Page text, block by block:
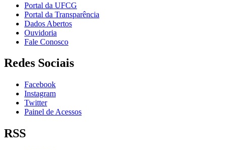
Portal da UFCG
Portal da Transparência
Dados Abertos
Ouvidoria
Fale Conosco
Redes Sociais
Facebook
Instagram
Twitter
Painel de Acessos
RSS